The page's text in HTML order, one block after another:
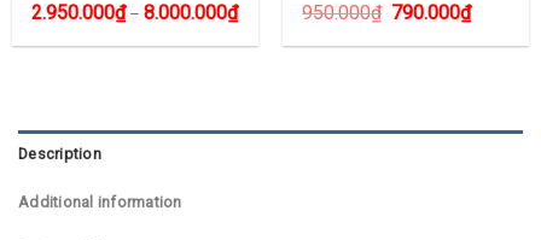
2.950.000₫– 8.000.000₫ 950.000₫ 790.000₫
Description
Additional information